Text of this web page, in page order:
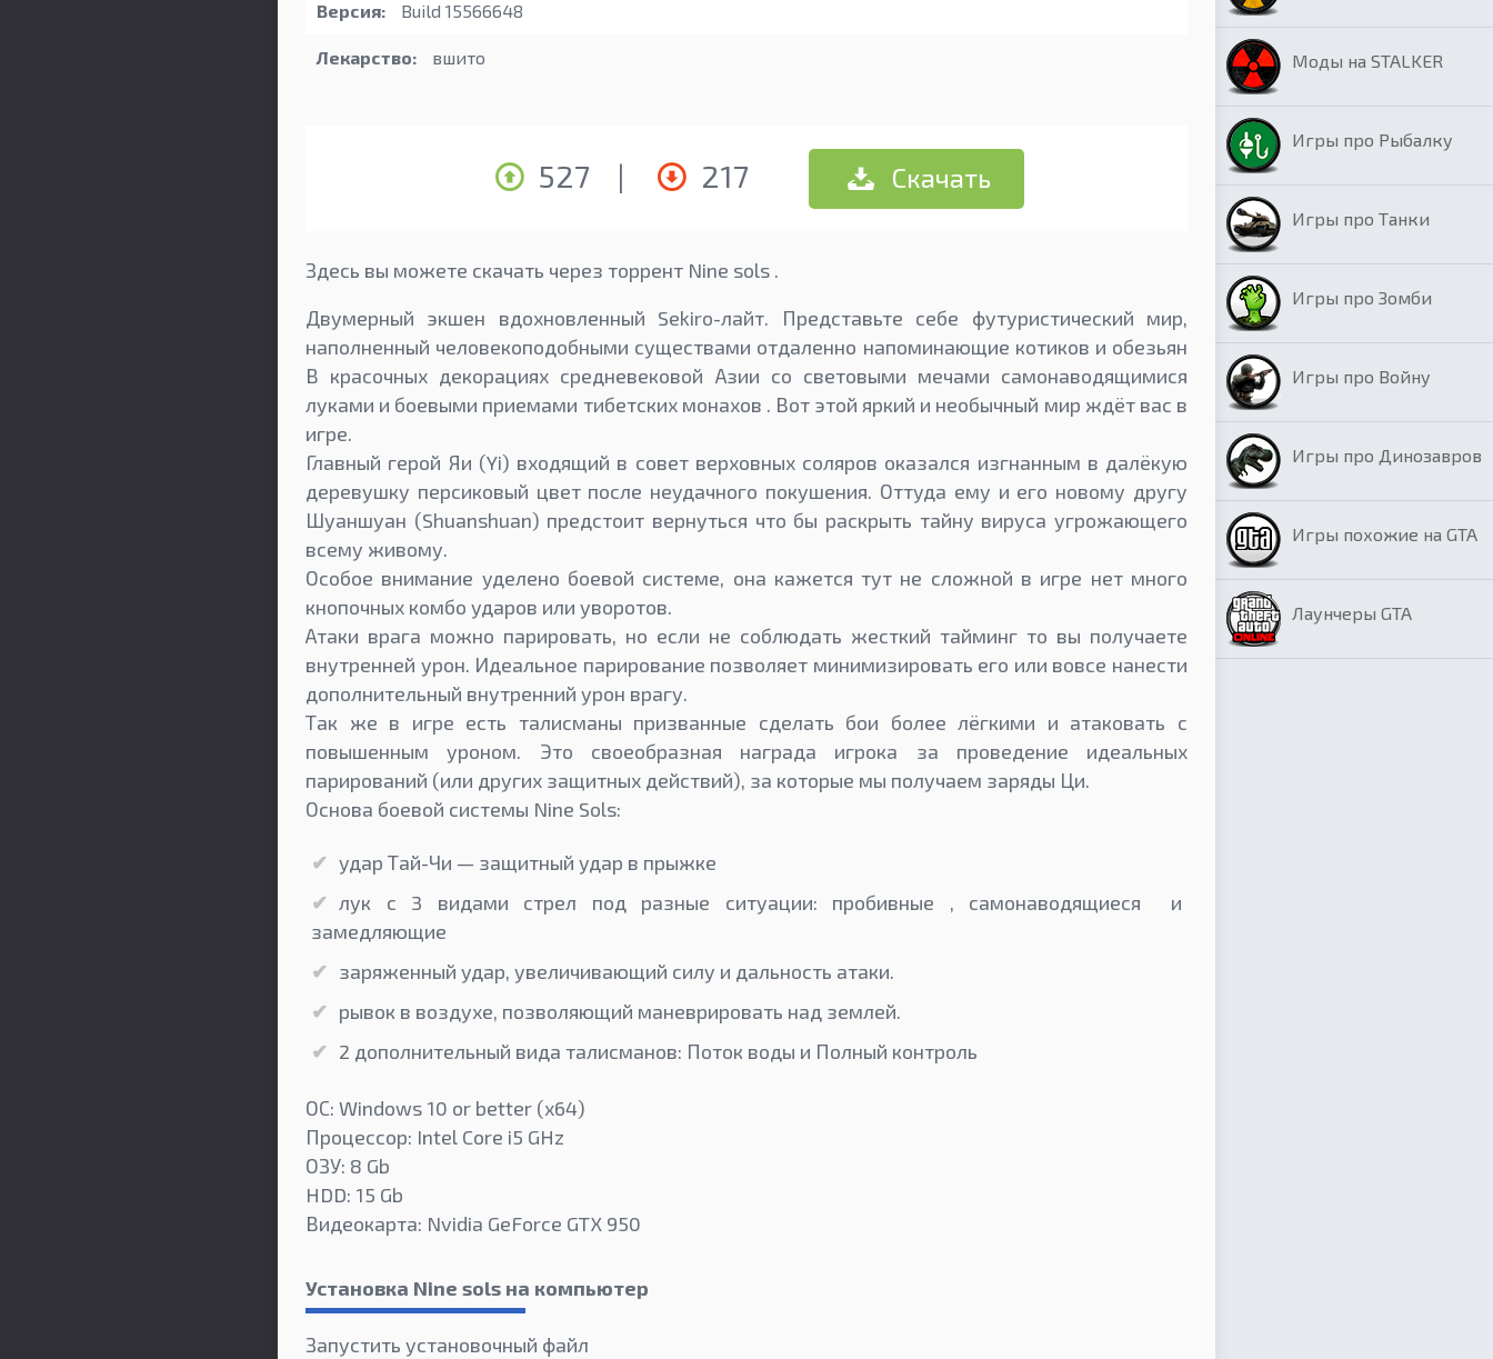
Версия: Build 15566648
Лекарство: вшито
527 | 217 Скачать
Здесь вы можете скачать через торрент Nine sols .
Двумерный экшен вдохновленный Sekiro-лайт. Представьте себе футуристический мир,
наполненный человекоподобными существами отдаленно напоминающие котиков и обезьян
В красочных декорациях средневековой Азии со световыми мечами самонаводящимися
луками и боевыми приемами тибетских монахов . Вот этой яркий и необычный мир ждёт вас в
игре.
Главный герой Яи (Yi) входящий в совет верховных соляров оказался изгнанным в далёкую
деревушку персиковый цвет после неудачного покушения. Оттуда ему и его новому другу
Шуаншуан (Shuanshuan) предстоит вернуться что бы раскрыть тайну вируса угрожающего
всему живому.
Особое внимание уделено боевой системе, она кажется тут не сложной в игре нет много
кнопочных комбо ударов или уворотов.
Атаки врага можно парировать, но если не соблюдать жесткий тайминг то вы получаете
внутренней урон. Идеальное парирование позволяет минимизировать его или вовсе нанести
дополнительный внутренний урон врагу.
Так же в игре есть талисманы призванные сделать бои более лёгкими и атаковать с
повышенным уроном. Это своеобразная награда игрока за проведение идеальных
парирований (или других защитных действий), за которые мы получаем заряды Ци.
Основа боевой системы Nine Sols:
удар Тай-Чи — защитный удар в прыжке
лук с 3 видами стрел под разные ситуации: пробивные , самонаводящиеся и
замедляющие
заряженный удар, увеличивающий силу и дальность атаки.
рывок в воздухе, позволяющий маневрировать над землей.
2 дополнительный вида талисманов: Поток воды и Полный контроль
ОС: Windows 10 or better (х64)
Процессор: Intel Core i5 GHz
ОЗУ: 8 Gb
HDD: 15 Gb
Видеокарта: Nvidia GeForce GTX 950
Установка Nine sols на компьютер
Запустить установочный файл
Моды на STALKER
Игры про Рыбалку
Игры про Танки
Игры про Зомби
Игры про Войну
Игры про Динозавров
Игры похожие на GTA
Лаунчеры GTA